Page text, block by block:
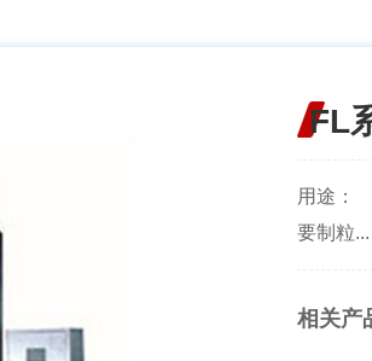
FL
用途：
要制粒...
相关产